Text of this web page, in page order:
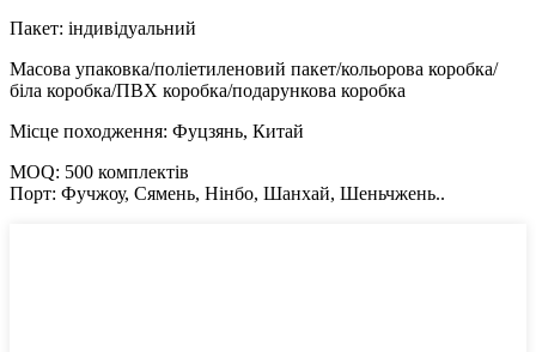
Пакет: індивідуальний
Масова упаковка/поліетиленовий пакет/кольорова коробка/
біла коробка/ПВХ коробка/подарункова коробка
Місце походження: Фуцзянь, Китай
MOQ: 500 комплектів
Порт: Фучжоу, Сямень, Нінбо, Шанхай, Шеньчжень..